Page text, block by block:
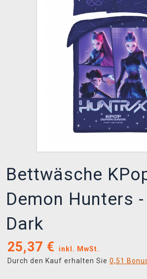
Bettwäsche
Demon Hunters
Dark
25,37 €
inkl. MwSt.
Durch den Kauf erhalten Sie 0,51